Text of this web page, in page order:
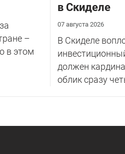
–
в этом
в Скиделе
07 августа 2026
В Скиделе
должен
облик сразу